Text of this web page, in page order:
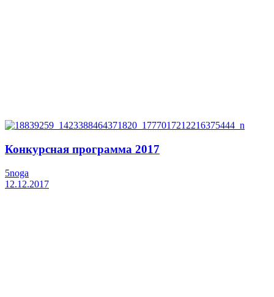
Конкурсная программа 2017
5noga
12.12.2017